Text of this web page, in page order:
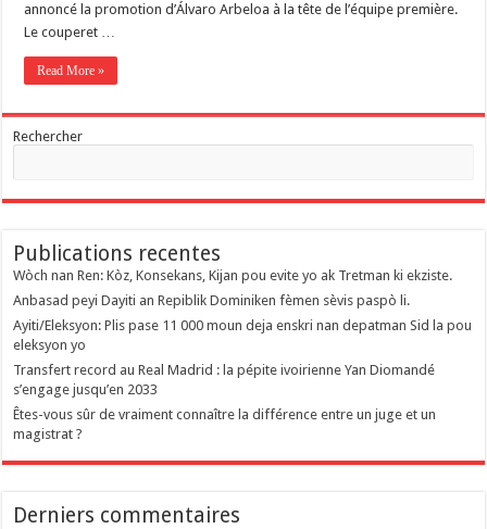
annoncé la promotion d’Álvaro Arbeloa à la tête de l’équipe première. ​
​Le couperet …
Read More »
Rechercher
Publications recentes
Wòch nan Ren: Kòz, Konsekans, Kijan pou evite yo ak Tretman ki ekziste.
Anbasad peyi Dayiti an Repiblik Dominiken fèmen sèvis paspò li.
Ayiti/Eleksyon: Plis pase 11 000 moun deja enskri nan depatman Sid la pou
eleksyon yo
Transfert record au Real Madrid : la pépite ivoirienne Yan Diomandé
s’engage jusqu’en 2033
Êtes-vous sûr de vraiment connaître la différence entre un juge et un
magistrat ?
Derniers commentaires